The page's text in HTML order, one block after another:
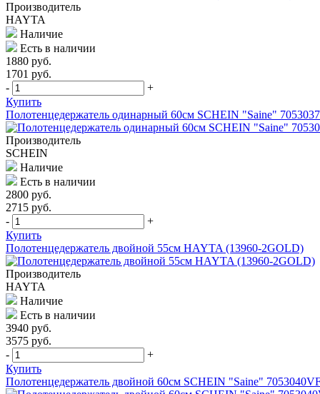
Производитель
HAYTA
Наличие
Есть в наличии
1880 руб.
1701 руб.
-
+
Купить
Полотенцедержатель одинарный 60см SCHEIN "Saine"
Производитель
SСHEIN
Наличие
Есть в наличии
2800 руб.
2715 руб.
-
+
Купить
Полотенцедержатель двойной 55см HAYTA (13960-2GOLD)
Производитель
HAYTA
Наличие
Есть в наличии
3940 руб.
3575 руб.
-
+
Купить
Полотенцедержатель двойной 60см SCHEIN "Saine"